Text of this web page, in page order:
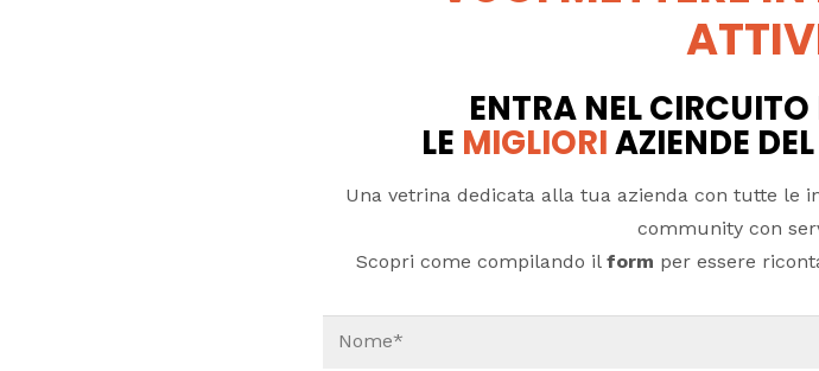
ENTRA NEL CIRCUITO
LE MIGLIORIAZIENDE
Una vetrina dedicata alla tua azienda con tutte le
community con
Scopri come compilando il form per essere